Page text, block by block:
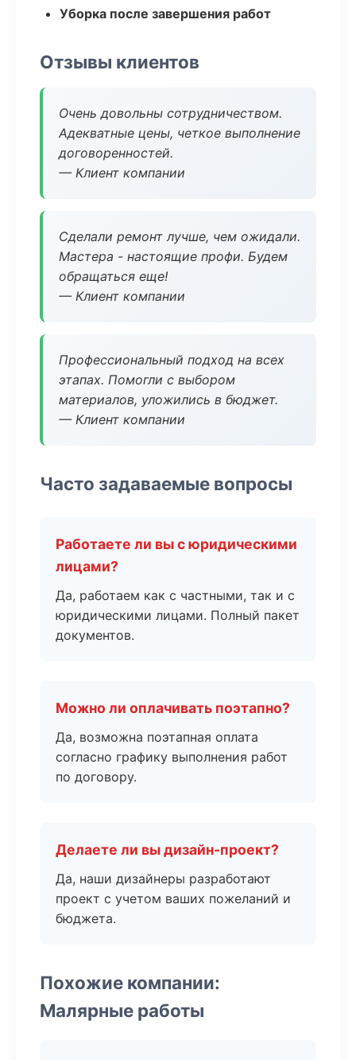
Уборка после завершения работ
Отзывы клиентов
Очень довольны сотрудничеством.
Адекватные цены, четкое выполнение
договоренностей.
— Клиент компании
Сделали ремонт лучше, чем ожидали.
Мастера - настоящие профи. Будем
обращаться еще!
— Клиент компании
Профессиональный подход на всех
этапах. Помогли с выбором
материалов, уложились в бюджет.
— Клиент компании
Часто задаваемые вопросы
Работаете ли вы с юридическими
лицами?
Да, работаем как с частными, так и с
юридическими лицами. Полный пакет
документов.
Можно ли оплачивать поэтапно?
Да, возможна поэтапная оплата
согласно графику выполнения работ
по договору.
Делаете ли вы дизайн-проект?
Да, наши дизайнеры разработают
проект с учетом ваших пожеланий и
бюджета.
Похожие компании:
Малярные работы